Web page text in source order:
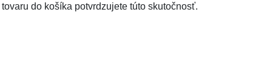
do košíka potvrdzujete túto skutočnosť.